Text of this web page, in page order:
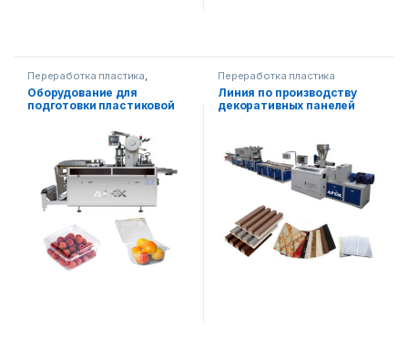
Переработка пластика
Упаковочное оборудование
Оборудование для
подготовки пластиковой
(автоматическое)
Переработка пластика
Линия по производству
декоративных панелей